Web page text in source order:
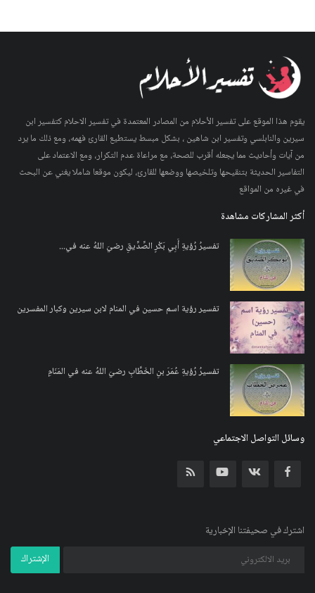
يقوم هذا الموقع على تفسير الأحلام من المصادر المعتمدة في تفسير الاحلام كتفسير ابن
سيرين والنابلسي وتفسير ابن شاهين ، بشكل مبسط يستطيع القارئ فهمه، ومع ذلك ما يرد
من آيات وأحاديث مما يجعله أقرب للصحة، مع مراعاة عدم التكرار، ومع الاعتماد على
التفاسير الحديثة بتنقيحها وتلخيصها ووضعها للقارئ، ليكون موقعا شاملا يغني عن البحث
في غيره من المواقع
أكثر المشاركات مشاهدة
تفسيرُ رُؤيةِ أَبِي بَكْرٍ الصِّدِّيقِ رضيَ اللهُ عنه في...
تفسير رؤية اسم حسين في المنام لابن سيرين وكبار المفسرين
تفسيرُ رُؤيةِ عُمَرَ بنِ الخَطَّابِ رضيَ اللهُ عنه في المَنَامِ
وسائل التواصل الاجتماعي
اشترك في صحيفتنا الإخبارية
الإشتراك